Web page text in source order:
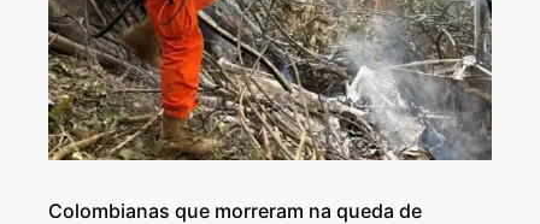
Colombianas que morreram na queda de